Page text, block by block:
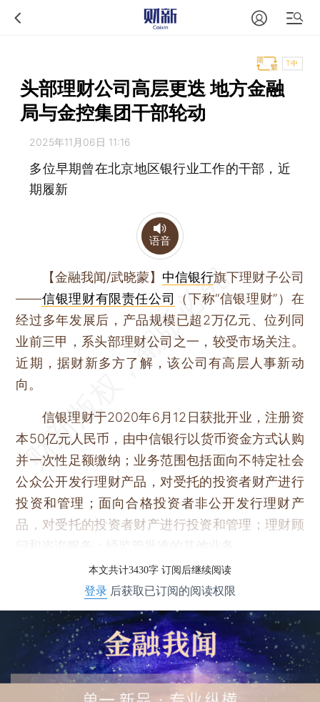
T中
头部理财公司高层更迭 地方金融
局与金控集团干部轮动
2025年11月06日 11:16
多位早期曾在北京地区银行业工作的干部，近
期履新
语音
【金融我闻/武晓蒙】 中信银行旗下理财子公司
——信银理财有限责任公司
（下称“信银理财”）在
经过多年发展后，产品规模已超2万亿元、位列同
业前三甲，系头部理财公司之一，较受市场关注。
近期，据财新多方了解，该公司有高层人事新动
向。
信银理财于2020年6月12日获批开业，注册资
本50亿元人民币，由中信银行以货币资金方式认购
并一次性足额缴纳；业务范围包括面向不特定社会
公众公开发行理财产品，对受托的投资者财产进行
投资和管理；面向合格投资者非公开发行理财产
品，对受托的投资者财产进行投资和管理；理财顾
问和咨询服务；经监管批准的其他业务。
本文共计3430字 订阅后继续阅读
登录 后获取已订阅的阅读权限